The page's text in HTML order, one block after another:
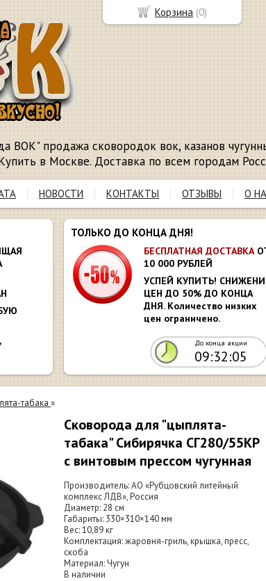
ВОК" продажа сковородок вок, казанов
в Москве. Доставка по всем городам
НОВОСТИ КОНТАКТЫ ОТЗЫВЫ О
ТОЛЬКО ДО КОНЦА ДНЯ!
БЕСПЛАТНАЯ ДОСТАВКА
10 000 РУБЛЕЙ
УСПЕЙ КУПИТЬ!
ЦЕН ДО 50% ДО КОНЦА
ДНЯ. Количество низких
цен ограничено.
До конца акции
09:32:04
табака »
Сковорода для "цыплята-
табака" Сибирячка СГ280/55КР
с винтовым прессом чугунная
Производитель: АО «Рубцовский литейный
комплекс ЛДВ», Россия
Диаметр: 28 см
Габариты: 330×310×140 мм
Вес: 10,89 кг
Комплектация: жаровня-гриль, крышка, пресс,
скоба
Материал: Чугун
В наличии
Корзина (0)